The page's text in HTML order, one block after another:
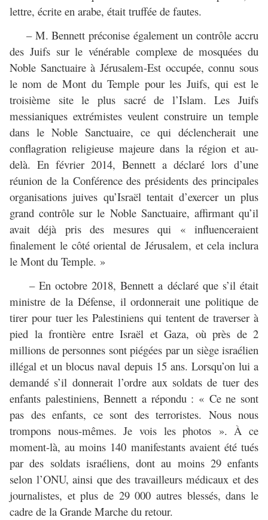
lettre, écrite en arabe, était truffée de fautes.
– M. Bennett préconise également un contrôle accru
des Juifs sur le vénérable complexe de mosquées du
Noble Sanctuaire à Jérusalem-Est occupée, connu sous
le nom de Mont du Temple pour les Juifs, qui est le
troisième site le plus sacré de l’Islam. Les Juifs
messianiques extrémistes veulent construire un temple
dans le Noble Sanctuaire, ce qui déclencherait une
conflagration religieuse majeure dans la région et au-
delà. En février 2014, Bennett a déclaré lors d’une
réunion de la Conférence des présidents des principales
organisations juives qu’Israël tentait d’exercer un plus
grand contrôle sur le Noble Sanctuaire, affirmant qu’il
avait déjà pris des mesures qui « influenceraient
finalement le côté oriental de Jérusalem, et cela inclura
le Mont du Temple. »
– En octobre 2018, Bennett a déclaré que s’il était
ministre de la Défense, il ordonnerait une politique de
tirer pour tuer les Palestiniens qui tentent de traverser à
pied la frontière entre Israël et Gaza, où près de 2
millions de personnes sont piégées par un siège israélien
illégal et un blocus naval depuis 15 ans. Lorsqu’on lui a
demandé s’il donnerait l’ordre aux soldats de tuer des
enfants palestiniens, Bennett a répondu : « Ce ne sont
pas des enfants, ce sont des terroristes. Nous nous
trompons nous-mêmes. Je vois les photos ». À ce
moment-là, au moins 140 manifestants avaient été tués
par des soldats israéliens, dont au moins 29 enfants
selon l’ONU, ainsi que des travailleurs médicaux et des
journalistes, et plus de 29 000 autres blessés, dans le
cadre de la Grande Marche du retour.